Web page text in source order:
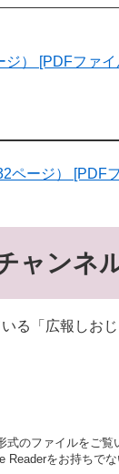
ジ） [PDFファ
ページ） [PDF
ャンネ
る「広報しお
式のファイルをご覧
Readerをお持ちで